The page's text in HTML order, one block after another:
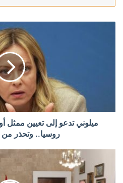
ميلوني تدعو إلى تعيين ممثل
روسيا.. وتحذر من